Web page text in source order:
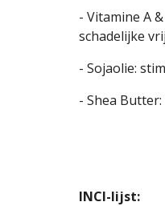
- Vitamine A
schadelijke
- Sojaolie:
- Shea
INCI-lijst: